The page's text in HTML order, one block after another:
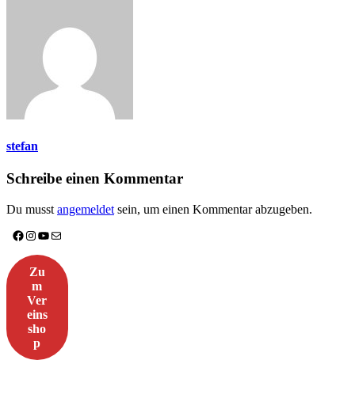
stefan
Schreibe einen Kommentar
Du musst angemeldet sein, um einen Kommentar abzugeben.
Facebook
Instagram
YouTube
E-Mail
Zu
m
Ver
eins
sho
p